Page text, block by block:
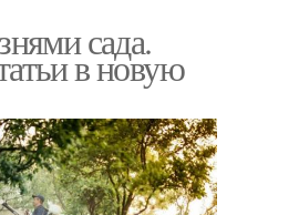
сада.
в новую